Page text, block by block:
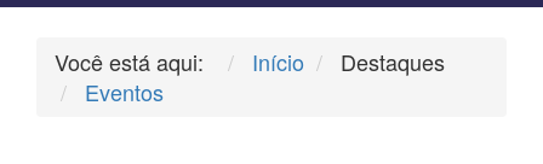
Você está aqui: Início
Destaques
Eventos